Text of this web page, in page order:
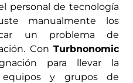
personal de tecnología
manualmente los
un problema de
Con Turbnonomic
para llevar la
y grupos de